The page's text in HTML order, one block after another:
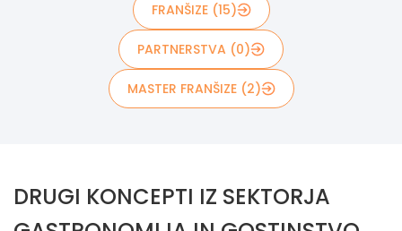
FRANŠIZE (15)
PARTNERSTVA (0)
MASTER FRANŠIZE (2)
DRUGI KONCEPTI IZ SEKTORJA